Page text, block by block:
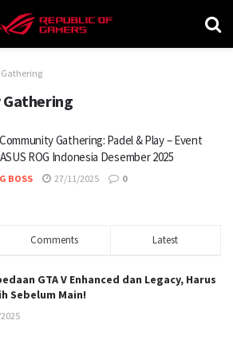
Gathering: Padel & Play – Event
ROG Indonesia Desember 2025
BOSS 27/11/2025 0
Comments Latest
GTA V Enhanced dan Legacy, Harus
Sebelum Main!